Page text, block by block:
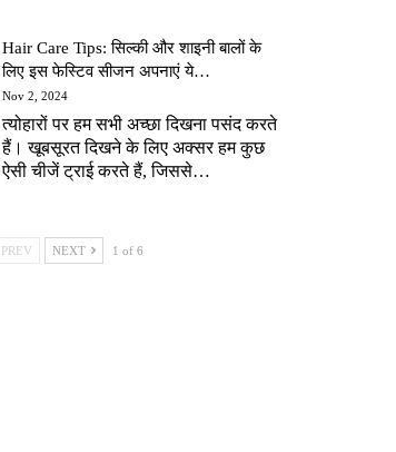
Hair Care Tips: सिल्की और शाइनी बालों के
लिए इस फेस्टिव सीजन अपनाएं ये…
Nov 2, 2024
त्योहारों पर हम सभी अच्छा दिखना पसंद करते
हैं। खूबसूरत दिखने के लिए अक्सर हम कुछ
ऐसी चीजें ट्राई करते हैं, जिससे…
PREV NEXT 1 of 6